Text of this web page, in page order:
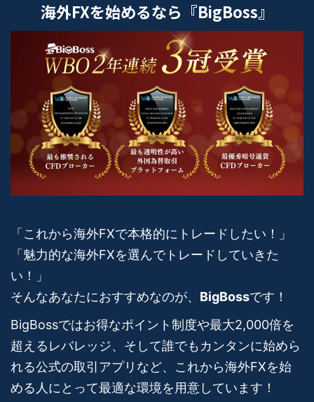
海外FXを始めるなら『BigBoss』
「これから海外FXで本格的にトレードしたい！」
「魅力的な海外FXを選んでトレードしていきた
い！」
そんなあなたにおすすめなのが、 BigBossです！
BigBossではお得なポイント制度や最大2,000倍を
超えるレバレッジ、そして誰でもカンタンに始めら
れる公式の取引アプリなど、これから海外FXを始
める人にとって最適な環境を用意しています！